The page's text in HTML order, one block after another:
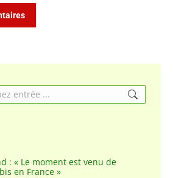
: « Le moment est venu de
en France »